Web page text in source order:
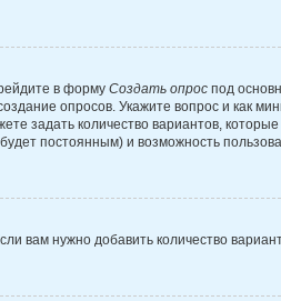
в форму Создать опрос под
опросов. Укажите вопрос и как
задать количество вариантов,
постоянным) и возможность
вам нужно добавить количество